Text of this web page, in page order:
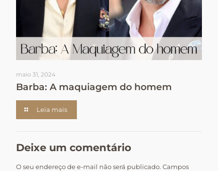
maio 31, 2024
Barba: A maquiagem do homem
Leia mais
Deixe um comentário
O seu endereço de e-mail não será publicado. Campos